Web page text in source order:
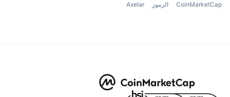
CoinMarketCap الرموز Axelar